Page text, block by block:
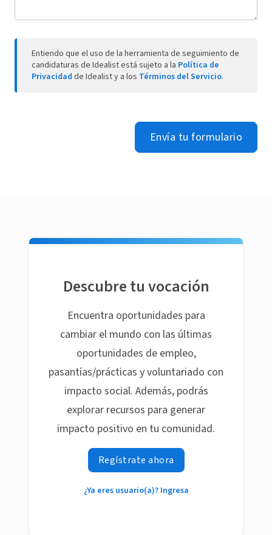
Entiendo que el uso de la herramienta de seguimiento de
candidaturas de Idealist está sujeto a la Política de
Privacidad de Idealist y a los Términos del Servicio.
Envía tu formulario
Descubre tu vocación
Encuentra oportunidades para
cambiar el mundo con las últimas
oportunidades de empleo,
pasantías/prácticas y voluntariado con
impacto social. Además, podrás
explorar recursos para generar
impacto positivo en tu comunidad.
Regístrate ahora
¿Ya eres usuario(a)? Ingresa